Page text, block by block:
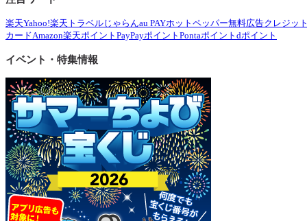
楽天Yahoo!楽天トラベル じゃらんau PAYホットペッパー無料広告クレジッ
カードAmazon楽天ポイント PayPayポイント Pontaポイント dポイント
イベント・特集情報